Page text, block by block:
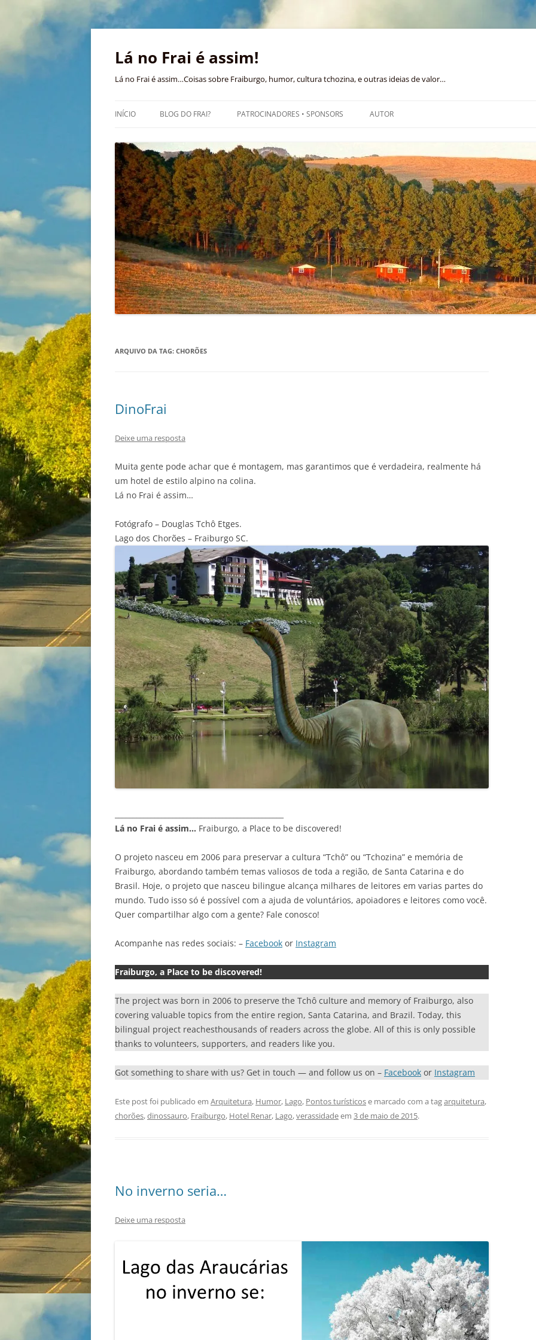
Pular
conteúdo
Lá no Frai é assim!
Lá no Frai é assim…Coisas sobre Fraiburgo, humor, cultura tchozina, e outras ideias de valor…
INÍCIO BLOG DO FRAI? PATROCINADORES • SPONSORS AUTOR
ARQUIVO DA TAG: CHORÕES
DinoFrai
Deixe uma resposta
Muita gente pode achar que é montagem, mas garantimos que é verdadeira, realmente há
um hotel de estilo alpino na colina.
Lá no Frai é assim…
Fotógrafo – Douglas Tchô Etges.
Lago dos Chorões – Fraiburgo SC.
Lá no Frai é assim… Fraiburgo, a Place to be discovered!
O projeto nasceu em 2006 para preservar a cultura “Tchô” ou “Tchozina” e memória de
Fraiburgo, abordando também temas valiosos de toda a região, de Santa Catarina e do
Brasil. Hoje, o projeto que nasceu bilingue alcança milhares de leitores em varias partes do
mundo. Tudo isso só é possível com a ajuda de voluntários, apoiadores e leitores como você.
Quer compartilhar algo com a gente? Fale conosco!
Acompanhe nas redes sociais: – Facebook or Instagram
Fraiburgo, a Place to be discovered!
The project was born in 2006 to preserve the Tchô culture and memory of Fraiburgo, also
covering valuable topics from the entire region, Santa Catarina, and Brazil. Today, this
bilingual project reachesthousands of readers across the globe. All of this is only possible
thanks to volunteers, supporters, and readers like you.
Got something to share with us? Get in touch — and follow us on – Facebook or Instagram
Este post foi publicado em Arquitetura, Humor, Lago, Pontos turísticose marcado com a tagarquitetura,
chorões,dinossauro, Fraiburgo, Hotel Renar, Lago,verassidadeem 3 de maio de 2015.
No inverno seria…
Deixe uma resposta